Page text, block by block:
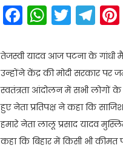
Facebook
तेजस्वी यादव आज पटना के
उन्होंने केंद्र की मोदी सरकार
स्वतंत्रता आंदोलन में सभी लोगों के
हुए नेता प्रतिपक्ष ने कहा कि
हमारे नेता लालू प्रसाद यादव
कहा कि बिहार में किसी भी